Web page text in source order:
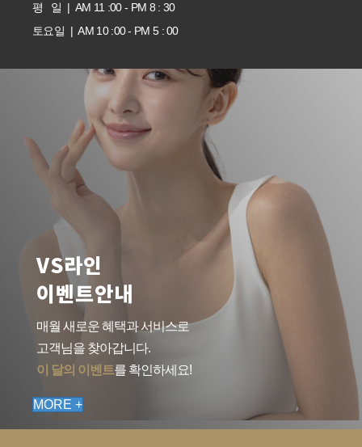
평 일 | AM 11 :00 - PM 8 : 30
토요일 | AM 10 :00 - PM 5 : 00
VS라인
이벤트안내
매월 새로운 혜택과 서비스로
고객님을 찾아갑니다.
이 달의 이벤트를 확인하세요!
MORE +